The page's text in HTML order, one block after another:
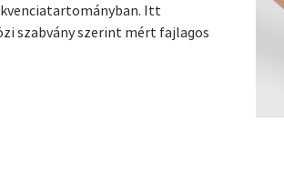
Itt
szabvány szerint mért fajlagos